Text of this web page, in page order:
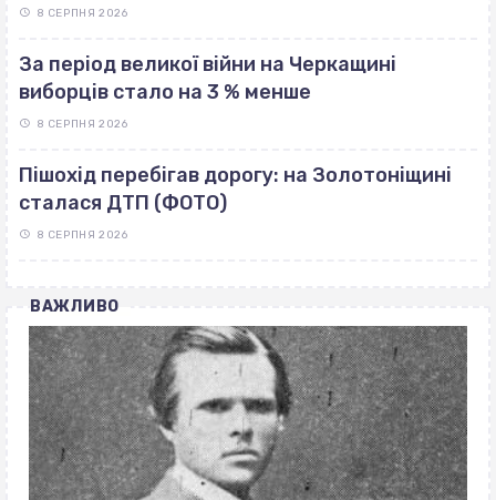
8 СЕРПНЯ 2026
За період великої війни на Черкащині
виборців стало на 3 % менше
8 СЕРПНЯ 2026
Пішохід перебігав дорогу: на Золотоніщині
сталася ДТП (ФОТО)
8 СЕРПНЯ 2026
ВАЖЛИВО